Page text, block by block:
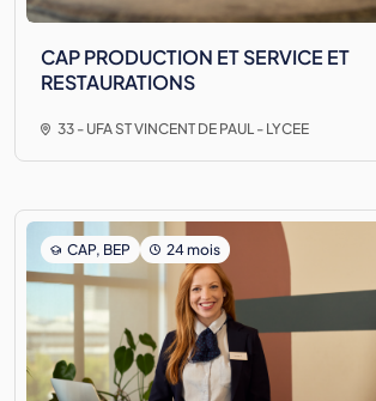
CAP PRODUCTION ET SERVICE ET
RESTAURATIONS
33 - UFA ST VINCENT DE PAUL - LYCEE
CAP, BEP 24 mois